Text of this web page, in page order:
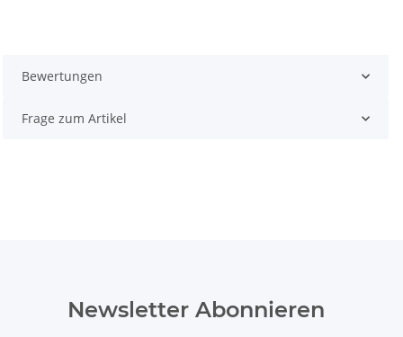
Bewertungen
Frage zum Artikel
Newsletter Abonnieren